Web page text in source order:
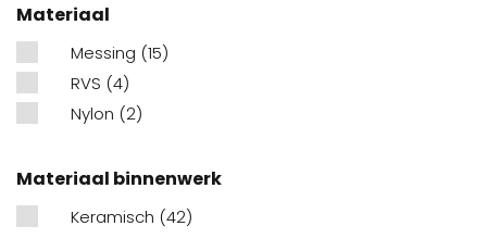
Materiaal
Messing (15)
RVS (4)
Nylon (2)
Materiaal binnenwerk
Keramisch (42)